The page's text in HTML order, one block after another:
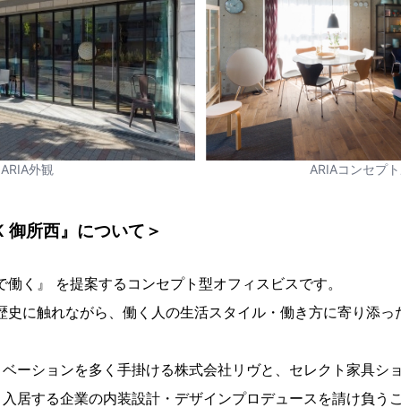
ARIA外観 ARIAコンセプ
御所西』について＞
働く』 を提案するコンセプト型オフィスビスです。
史に触れながら、働く人の生活スタイル・働き方に寄り添
ーションを多く手掛ける株式会社リヴと、セレクト家具シ
居する企業の内装設計・デザインプロデュースを請け負う